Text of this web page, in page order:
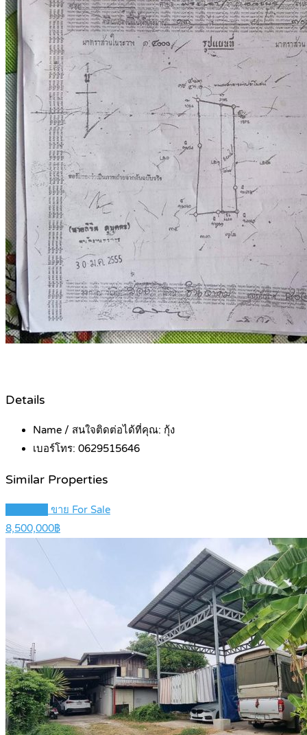
Details
Name / สนใจติดต่อได้ที่คุณ: กุ้ง
เบอร์โทร: 0629515646
Similar Properties
ขาย For Sale
8,500,000฿